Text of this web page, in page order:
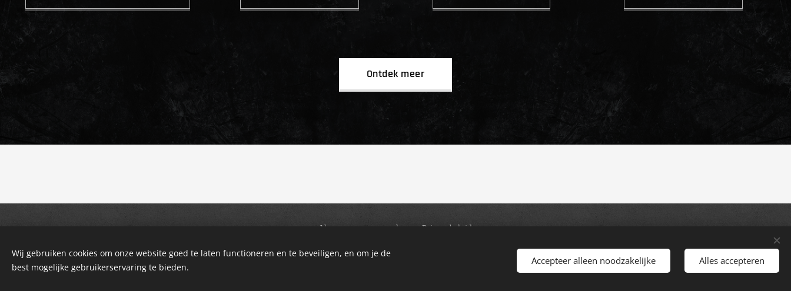
Ontdek meer
Algemene voorwaarden
Privacybeleid
Wij gebruiken cookies om onze website goed te laten functioneren en te beveiligen, en om je de
best mogelijke gebruikerservaring te bieden.
Accepteer alleen noodzakelijke Alles accepteren